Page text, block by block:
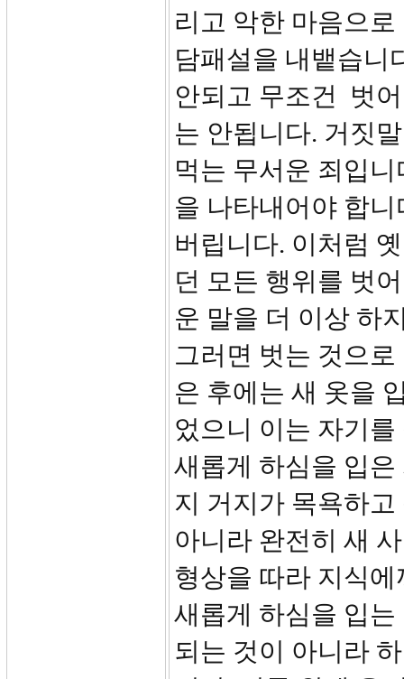
리고 악한 마음으
담패설을 내뱉습니
안되고 무조건 벗
는 안됩니다. 거짓
먹는 무서운 죄입
을 나타내어야 합
버립니다. 이처럼
던 모든 행위를 벗
운 말을 더 이상 하
그러면 벗는 것으
은 후에는 새 옷을
었으니 이는 자기
새롭게 하심을 입은
지 거지가 목욕하
아니라 완전히 새
형상을 따라 지식에
새롭게 하심을 입
되는 것이 아니라